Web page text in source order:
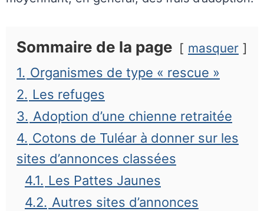
Sommaire de la page masquer
1. Organismes de type « rescue »
2. Les refuges
3. Adoption d’une chienne retraitée
4. Cotons de Tuléar à donner sur les
sites d’annonces classées
4.1. Les Pattes Jaunes
4.2. Autres sites d’annonces